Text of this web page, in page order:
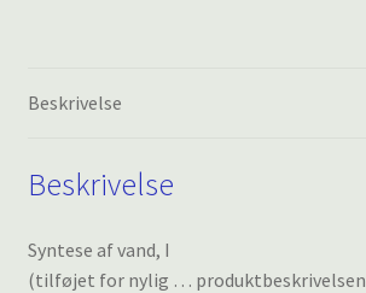
Beskrivelse
Beskrivelse
Syntese af vand, I
(tilføjet for nylig … produktbeskrivelsen